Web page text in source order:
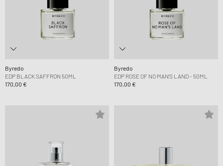
Byredo
EDP BLACK SAFFRON 50ML
170,00 €
Byredo
EDP ROSE OF NO MAN'S LAND - 50ML
170,00 €